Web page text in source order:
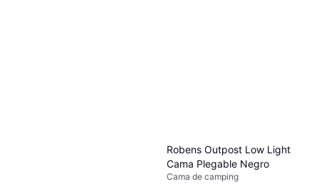
Robens Outpost Low Light
Cama Plegable Negro
Cama de camping